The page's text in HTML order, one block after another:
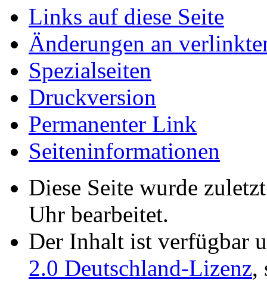
Links auf diese Seite
Änderungen an
Spezialseiten
Druckversion
Permanenter Link
Seiten­­informationen
Diese Seite wurde
Uhr bearbeitet.
Der Inhalt ist verfügbar
2.0 Deutschland-Lizenz,